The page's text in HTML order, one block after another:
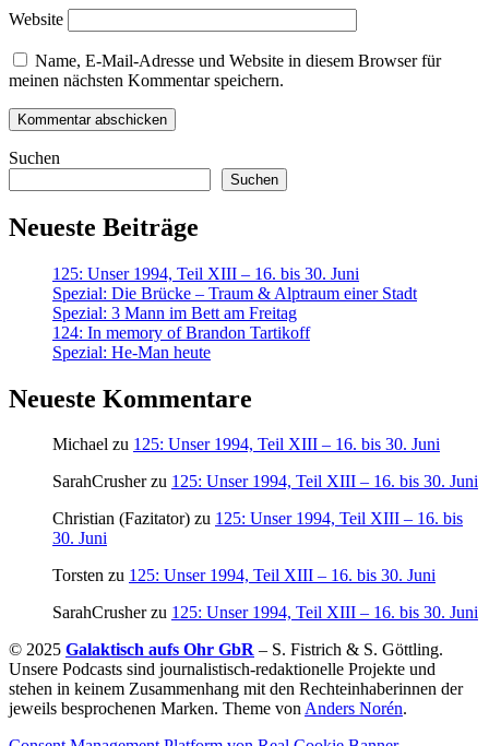
Website
Name, E-Mail-Adresse und Website in diesem Browser für
meinen nächsten Kommentar speichern.
Suchen
Suchen
Neueste Beiträge
125: Unser 1994, Teil XIII – 16. bis 30. Juni
Spezial: Die Brücke – Traum & Alptraum einer Stadt
Spezial: 3 Mann im Bett am Freitag
124: In memory of Brandon Tartikoff
Spezial: He-Man heute
Neueste Kommentare
Michael zu 125: Unser 1994, Teil XIII – 16. bis 30. Juni
SarahCrusherzu 125: Unser 1994, Teil XIII – 16. bis 30. Juni
Christian (Fazitator) zu 125: Unser 1994, Teil XIII – 16. bis
30. Juni
Torsten zu 125: Unser 1994, Teil XIII – 16. bis 30. Juni
SarahCrusherzu 125: Unser 1994, Teil XIII – 16. bis 30. Juni
© 2025 Galaktisch aufs Ohr GbR – S. Fistrich & S. Göttling.
Unsere Podcasts sind journalistisch-redaktionelle Projekte und
stehen in keinem Zusammenhang mit den Rechteinhaberinnen der
jeweils besprochenen Marken. Theme vonAnders Norén.